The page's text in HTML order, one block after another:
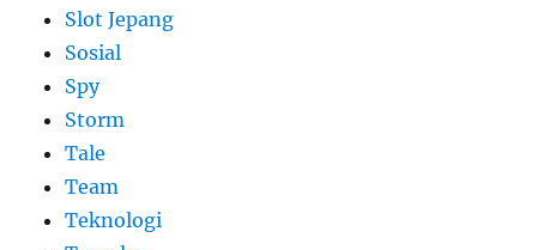
Slot Jepang
Sosial
Spy
Storm
Tale
Team
Teknologi